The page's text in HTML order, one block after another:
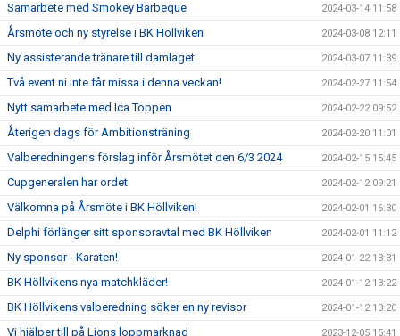
Samarbete med Smokey Barbeque 2024-03-14 11:58
Årsmöte och ny styrelse i BK Höllviken 2024-03-08 12:11
Ny assisterande tränare till damlaget 2024-03-07 11:39
Två event ni inte får missa i denna veckan! 2024-02-27 11:54
Nytt samarbete med Ica Toppen 2024-02-22 09:52
Återigen dags för Ambitionsträning 2024-02-20 11:01
Valberedningens förslag inför Årsmötet den 6/3 2024 2024-02-15 15:45
Cupgeneralen har ordet 2024-02-12 09:21
Välkomna på Årsmöte i BK Höllviken! 2024-02-01 16:30
Delphi förlänger sitt sponsoravtal med BK Höllviken 2024-02-01 11:12
Ny sponsor - Karaten! 2024-01-22 13:31
BK Höllvikens nya matchkläder! 2024-01-12 13:22
BK Höllvikens valberedning söker en ny revisor 2024-01-12 13:20
Vi hjälper till på Lions loppmarknad 2023-12-05 15:41